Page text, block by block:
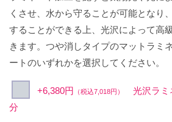
くさせ、水から守ることが可能となり
することができる上、光沢によって高
きます。つや消しタイプのマットラミ
ートのいずれかを選択してください。
+6,380円 （税込7,018円）
光沢ラミ
分